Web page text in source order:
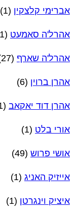
אברימי קלצקין (1)
אהרל'ה סאמעט (61)
אהרל'ה שארף (27)
אהרן ברוין (6)
אהרן דוד יאקאב (1)
אורי בלט (1)
אושי פרוש (49)
אייזיק האניג (1)
איציק וינגרטן (1)